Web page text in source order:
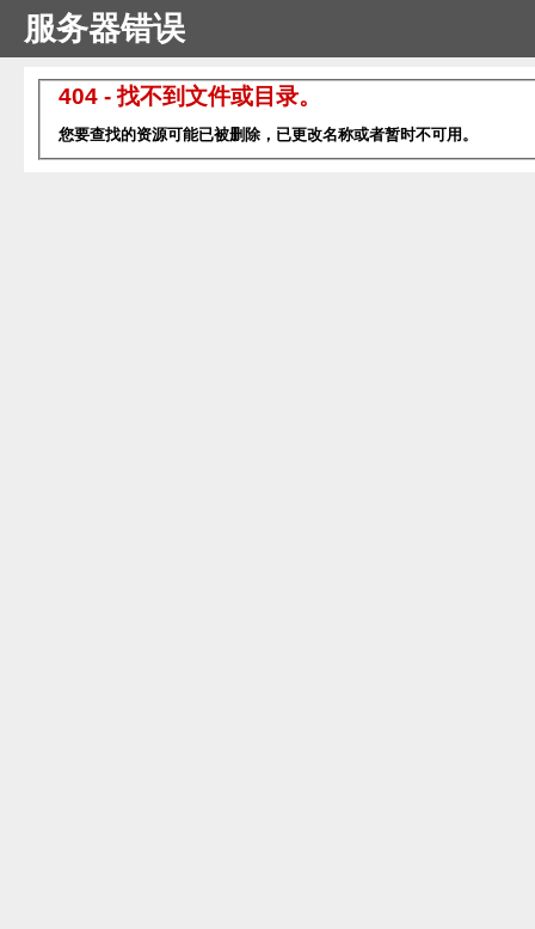
服务器错误
404 - 找不到文件或目录。
您要查找的资源可能已被删除，已更改名称或者暂时不可用。